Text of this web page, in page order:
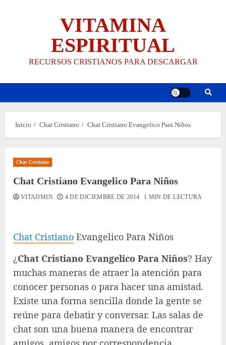
VITAMINA
ESPIRITUAL
RECURSOS CRISTIANOS PARA DESCARGAR
Inicio Chat Cristiano Chat Cristiano Evangelico Para Niños
Chat Cristiano
Chat Cristiano Evangelico Para Niños
VITADMIN 4 DE DICIEMBRE DE 2014 1 MIN DE LECTURA
Chat Cristiano Evangelico Para Niños
¿Chat Cristiano Evangelico Para Niños? Hay
muchas maneras de atraer la atención para
conocer personas o para hacer una amistad.
Existe una forma sencilla donde la gente se
reúne para debatir y conversar. Las salas de
chat son una buena manera de encontrar